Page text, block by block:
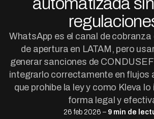
WhatsApp es el canal de
de apertura en LATAM, pero
generar sanciones de
integrarlo correctamente en
que prohibe la ley y como Kleva
forma legal y
26 feb 2026 – 9 min de